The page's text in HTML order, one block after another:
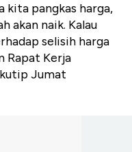
kita pangkas harga,
akan naik. Kalau
selisih harga
Rapat Kerja
Jumat